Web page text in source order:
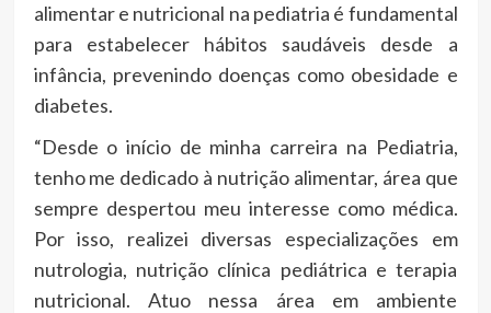
alimentar e nutricional na pediatria é fundamental
para estabelecer hábitos saudáveis desde a
infância, prevenindo doenças como obesidade e
diabetes.
“Desde o início de minha carreira na Pediatria,
tenho me dedicado à nutrição alimentar, área que
sempre despertou meu interesse como médica.
Por isso, realizei diversas especializações em
nutrologia, nutrição clínica pediátrica e terapia
nutricional. Atuo nessa área em ambiente